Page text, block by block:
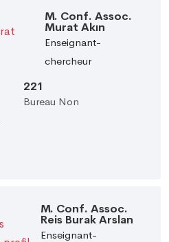
M. Conf. Assoc.
Murat Akın
Enseignant-
chercheur
221
Bureau Non
M. Conf. Assoc.
Reis Burak Arslan
Enseignant-